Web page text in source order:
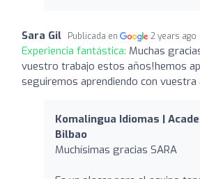
Sara Gil Publicada en 2 years ago
Experiencia fantástica: Muchas
vuestro trabajo estos aňos!hemos
seguiremos aprendiendo con vuestra
Komalingua Idiomas |
Bilbao
Muchísimas gracias SARA